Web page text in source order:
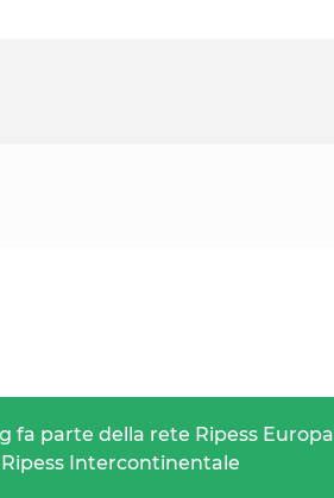
fa parte della rete Ripess Europa
Intercontinentale